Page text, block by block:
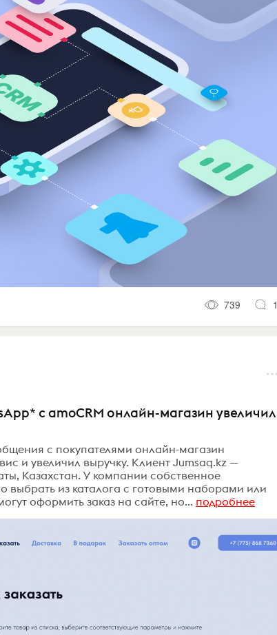
739 1
с amoCRM онлайн-магазин увеличил
с покупателями онлайн-магазин
и увеличил выручку. Клиент Jumsaq.kz —
Казахстан. У компании собственное
выбрать из каталога с готовыми наборами или
оформить заказ на сайте, но... подробнее